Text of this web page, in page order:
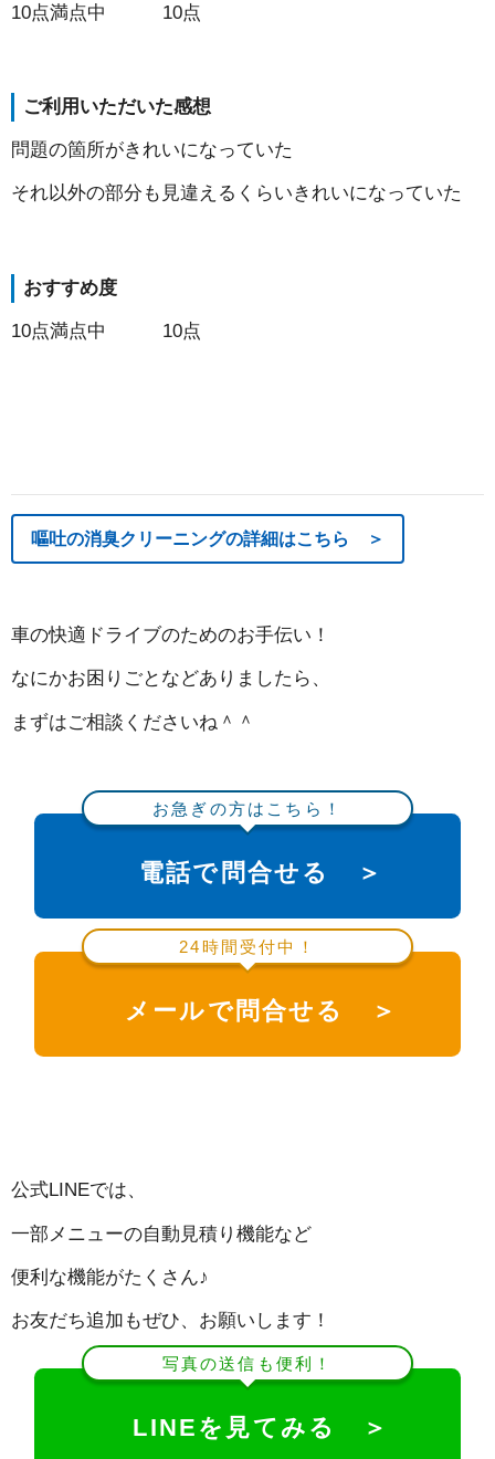
10点満点中 10点
ご利用いただいた感想
問題の箇所がきれいになっていた
それ以外の部分も見違えるくらいきれいになっていた
おすすめ度
10点満点中 10点
嘔吐の消臭クリーニングの詳細はこちら ＞
車の快適ドライブのためのお手伝い！
なにかお困りごとなどありましたら、
まずはご相談くださいね＾＾
お急ぎの方はこちら！
電話で問合せる ＞
24時間受付中！
メールで問合せる ＞
公式LINEでは、
一部メニューの自動見積り機能など
便利な機能がたくさん♪
お友だち追加もぜひ、お願いします！
写真の送信も便利！
LINEを見てみる ＞